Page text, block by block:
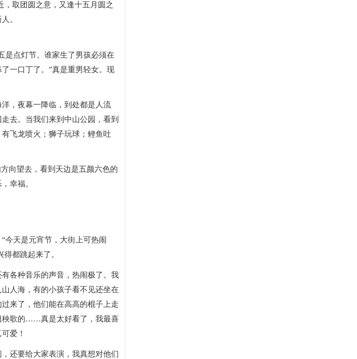
，取团圆之意，又逢十五月圆之
。
是点灯节。谁家生了男孩必须在
一口丁了。”真是重男轻女。现
，夜幕一降临，到处都是人流
去。当我们来到中山公园，看到
飞龙喷火；狮子玩球；鲤鱼吐
向望去，看到天边是五颜六色的
幸福。
今天是元宵节，大街上可热闹
都跳起来了。
各种音乐的声音，热闹极了。我
人海，有的小孩子看不见还坐在
来了，他们能在高高的棍子上走
秧歌的……真是太好看了，我最喜
爱！
还要给大家表演，我真想对他们